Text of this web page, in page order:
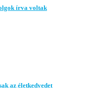
írva voltak
az életkedvedet